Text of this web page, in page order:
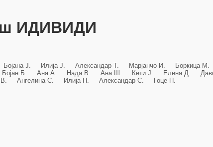
ИДИВИДИ
Ј. Илија Ј. Александар Т. Марјанчо И. Боркица
Бојан Б. Ана А. Нада В. Ана Ш. Кети Ј. Елена Д.
Ангелина С. Илија Н. Александар С. Гоце П.